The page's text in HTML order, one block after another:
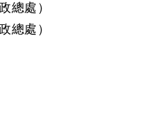
總處）
總處）